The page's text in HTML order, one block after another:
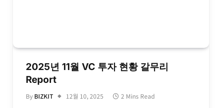
2025년 11월 VC 투자 현황 갈무리
Report
By BIZKIT 12월 10, 2025 2 Mins Read